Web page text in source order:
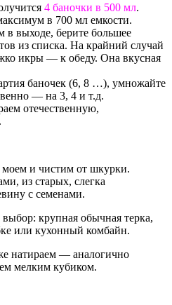
4 баночки в 500 мл.
в 700 мл емкости.
выходе, берите большее
из списка. На крайний случай
икры — к обеду. Она вкусная
баночек (6, 8 …), умножайте
— на 3, 4 и т.д.
отечественную,
и чистим от шкурки.
из старых, слегка
с семенами.
крупная обычная терка,
или кухонный комбайн.
натираем — аналогично
мелким кубиком.